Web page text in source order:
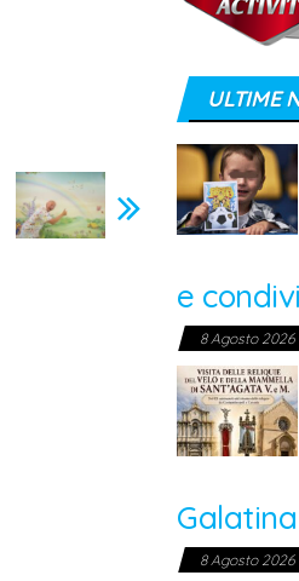
ULTIME
e
8 Agosto 2026
Galatina
8 Agosto 2026